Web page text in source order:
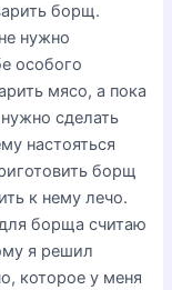
борщ.
нужно
особого
мясо, а пока
сделать
настояться
борщ
к нему лечо.
борща считаю
я решил
которое у меня